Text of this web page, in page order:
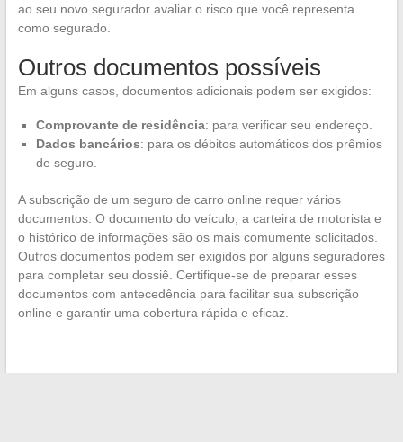
ao seu novo segurador avaliar o risco que você representa
como segurado.
Outros documentos possíveis
Em alguns casos, documentos adicionais podem ser exigidos:
Comprovante de residência: para verificar seu endereço.
Dados bancários: para os débitos automáticos dos prêmios
de seguro.
A subscrição de um seguro de carro online requer vários
documentos. O documento do veículo, a carteira de motorista e
o histórico de informações são os mais comumente solicitados.
Outros documentos podem ser exigidos por alguns seguradores
para completar seu dossiê. Certifique-se de preparar esses
documentos com antecedência para facilitar sua subscrição
online e garantir uma cobertura rápida e eficaz.